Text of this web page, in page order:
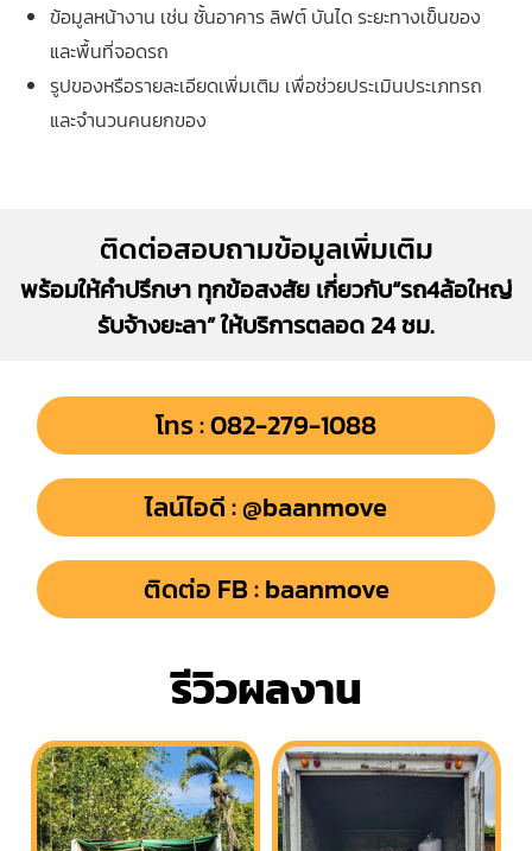
ข้อมูลหน้างาน เช่น ชั้นอาคาร ลิฟต์ บันได ระยะทางเข็นของ
และพื้นที่จอดรถ
รูปของหรือรายละเอียดเพิ่มเติม เพื่อช่วยประเมินประเภทรถ
และจำนวนคนยกของ
ติดต่อสอบถามข้อมูลเพิ่มเติม
พร้อมให้คำปรึกษา ทุกข้อสงสัย เกี่ยวกับ“รถ4ล้อใหญ่
รับจ้างยะลา” ให้บริการตลอด 24 ชม.
โทร : 082-279-1088
ไลน์ไอดี : @baanmove
ติดต่อ FB : baanmove
รีวิวผลงาน